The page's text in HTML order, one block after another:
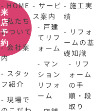
来
店
予
約
- HOME
- 私たち
について
- 会社案
内
- スタッ
フ紹介
- 現場で
- サービ
ス案内
- 戸建
てリフ
ォーム
- マン
ション
リフォ
ーム
- 施工実
績
- リフォ
ームの基
礎知識
- リフ
ォーム
の手
順・段
取り